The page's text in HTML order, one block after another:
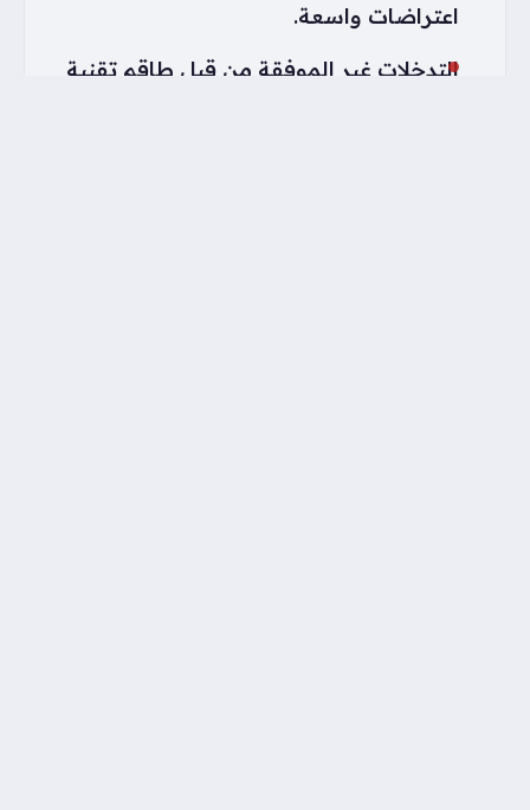
اعتراضات واسعة.
التدخلات غير الموفقة من قبل طاقم تقنية